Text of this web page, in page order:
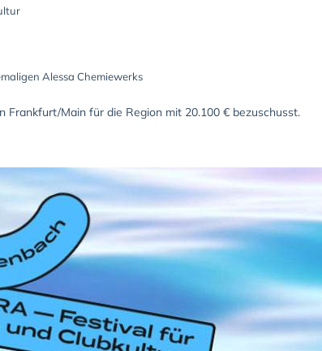
Alessa Chemiewerks
Frankfurt/Main für die Region mit 20.100 € bezuschusst.